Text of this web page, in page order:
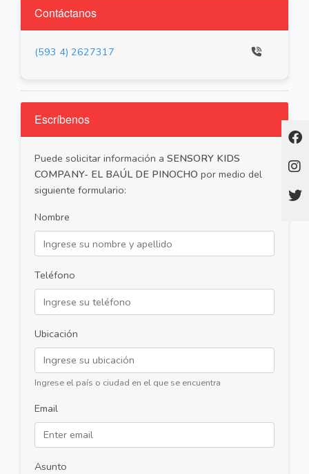
Contáctanos
(593 4) 2627317
Escríbenos
Puede solicitar información a SENSORY KIDS
COMPANY- EL BAÚL DE PINOCHO por medio del
siguiente formulario:
Nombre
Teléfono
Ubicación
Ingrese el país o ciudad en el que se encuentra
Email
Asunto